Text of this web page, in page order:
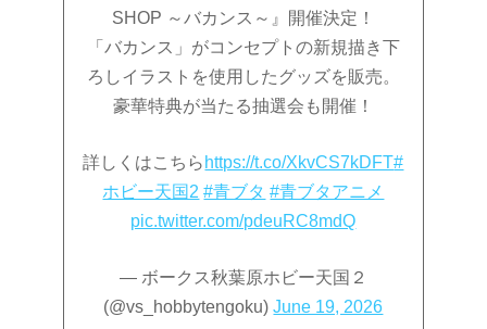
SHOP ～バカンス～』開催決定！
「バカンス」がコンセプトの新規描き下
ろしイラストを使用したグッズを販売。
豪華特典が当たる抽選会も開催！
詳しくはこちら https://t.co/XkvCS7kDFT#
ホビー天国2 #青ブタ #青ブタアニメ
pic.twitter.com/pdeuRC8mdQ
— ボークス秋葉原ホビー天国２
(@vs_hobbytengoku)June 19, 2026